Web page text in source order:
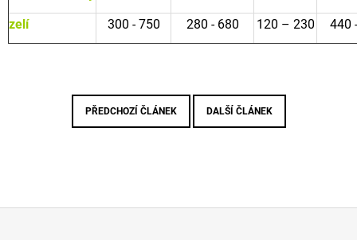
zelí
300 - 750 280 - 680 120 – 230 440
PŘEDCHOZÍ ČLÁNEK DALŠÍ ČLÁNEK